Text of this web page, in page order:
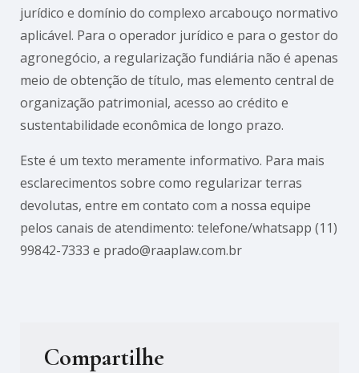
jurídico e domínio do complexo arcabouço normativo
aplicável. Para o operador jurídico e para o gestor do
agronegócio, a regularização fundiária não é apenas
meio de obtenção de título, mas elemento central de
organização patrimonial, acesso ao crédito e
sustentabilidade econômica de longo prazo.
Este é um texto meramente informativo. Para mais
esclarecimentos sobre como regularizar terras
devolutas, entre em contato com a nossa equipe
pelos canais de atendimento: telefone/whatsapp (11)
99842-7333 e prado@raaplaw.com.br
Compartilhe